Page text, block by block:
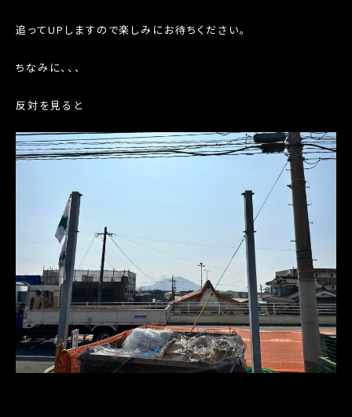
追ってUPしますので楽しみにお待ちください。
ちなみに、、、
反対を見ると